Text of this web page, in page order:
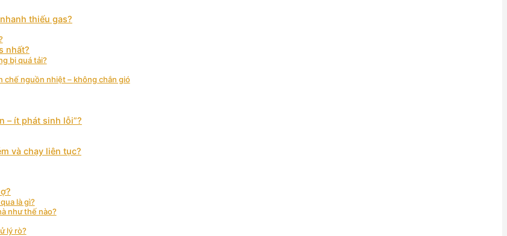
thiếu gas?
nhất?
bị quá tải?
chế nguồn nhiệt – không chắn gió
– ít phát sinh lỗi”?
và chạy liên tục?
là gì?
như thế nào?
lý rò?